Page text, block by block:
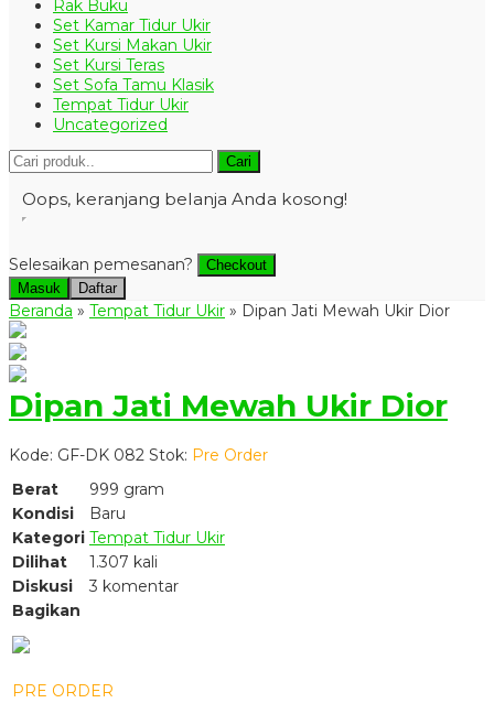
Rak Buku
Set Kamar Tidur Ukir
Set Kursi Makan Ukir
Set Kursi Teras
Set Sofa Tamu Klasik
Tempat Tidur Ukir
Uncategorized
Cari
Oops, keranjang belanja Anda kosong!
Selesaikan pemesanan?
Checkout
Masuk
Daftar
Beranda » Tempat Tidur Ukir » Dipan Jati Mewah Ukir Dior
Dipan Jati Mewah Ukir Dior
Kode: GF-DK 082 Stok: Pre Order
Berat
999 gram
Kondisi
Baru
Kategori Tempat Tidur Ukir
Dilihat
1.307 kali
Diskusi
3 komentar
Bagikan
PRE ORDER